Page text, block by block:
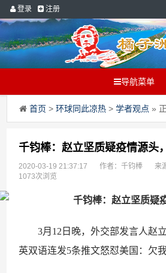
登录 注册
导航菜单
首页 >环球同此凉热 >学者观点 »
千钧棒：赵立坚质疑疫情源头
2020-03-19 21:37:17 作者：千钧棒
来
1073次浏览
3月12日晚，外交部发言人赵
英双语连发5条推文怒怼美国：欠